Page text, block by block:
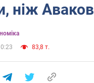
ніж Аваков
83,8 т.